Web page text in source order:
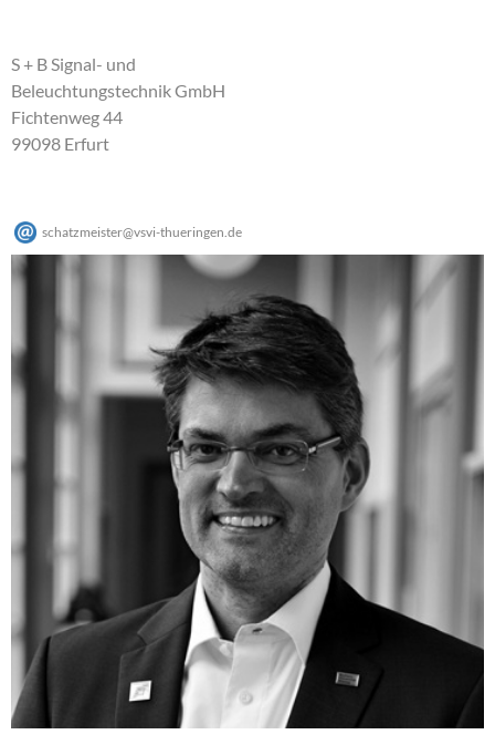
S + B Signal- und
Beleuchtungstechnik GmbH
Fichtenweg 44
99098 Erfurt
schatzmeister@vsvi-thueringen.de